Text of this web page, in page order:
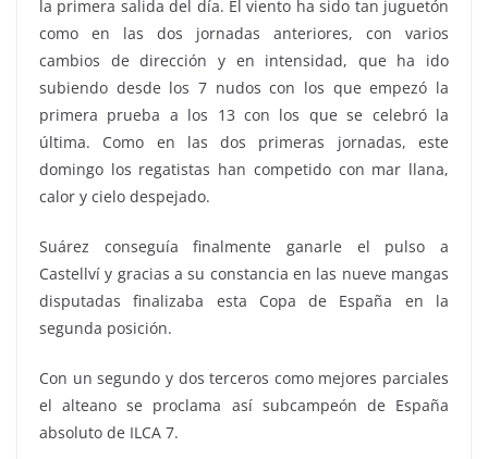
la primera salida del día. El viento ha sido tan juguetón
como en las dos jornadas anteriores, con varios
cambios de dirección y en intensidad, que ha ido
subiendo desde los 7 nudos con los que empezó la
primera prueba a los 13 con los que se celebró la
última. Como en las dos primeras jornadas, este
domingo los regatistas han competido con mar llana,
calor y cielo despejado.
Suárez conseguía finalmente ganarle el pulso a
Castellví y gracias a su constancia en las nueve mangas
disputadas finalizaba esta Copa de España en la
segunda posición.
Con un segundo y dos terceros como mejores parciales
el alteano se proclama así subcampeón de España
absoluto de ILCA 7.